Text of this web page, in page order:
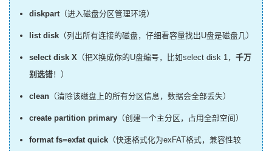
diskpart（进入磁盘分区管理环境）
list disk （列出所有连接的磁盘，仔细看容量找出U盘是磁盘几）
select disk X （把X换成你的U盘编号，比如select disk 1， 千万
别选错！）
clean （清除该磁盘上的所有分区信息，数据会全部丢失）
create partition primary （创建一个主分区，占用全部空间）
format fs=exfat quick （快速格式化为exFAT格式，兼容性较